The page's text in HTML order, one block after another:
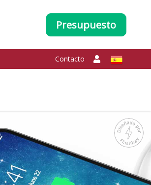
Presupuesto
Contacto